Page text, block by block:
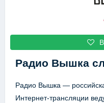
Радио Вышка
Радио Вышка —
Интернет-трансляции